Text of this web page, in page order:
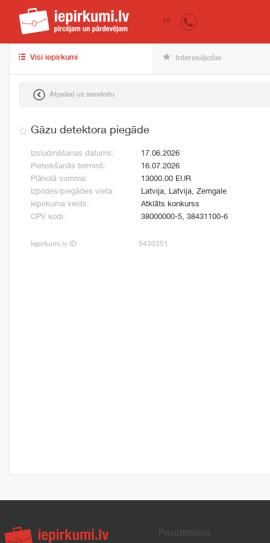
iepirkumi.lv
LV
Visi iepirkumi Interesējošie
Atpakaļ uz sarakstu
Gāzu detektora piegāde
Izsludināšanas datums:
17.06.2026
Pieteikšanās termiņš:
16.07.2026
Plānotā summa:
13000.00 EUR
Izpildes/piegādes vieta:
Latvija, Latvija, Zemgale
Iepirkuma veids:
Atklāts konkurss
CPV kodi:
38000000-5, 38431100-6
Iepirkumi.lv ID: 5430351
Pasūtītājiem